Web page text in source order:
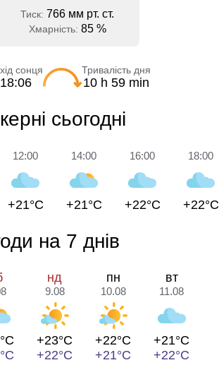
Тиск: 766 мм рт. ст.
Хмарність: 85 %
сонця
18:06
Тривалість дня
10 h 59 min
сьогодні
12:00
+21°C
14:00
+21°C
16:00
+22°C
18:00
+22°C
на 7 днів
нд
9.08
+23°C
+22°C
пн
10.08
+22°C
+21°C
вт
11.08
+21°C
+22°C